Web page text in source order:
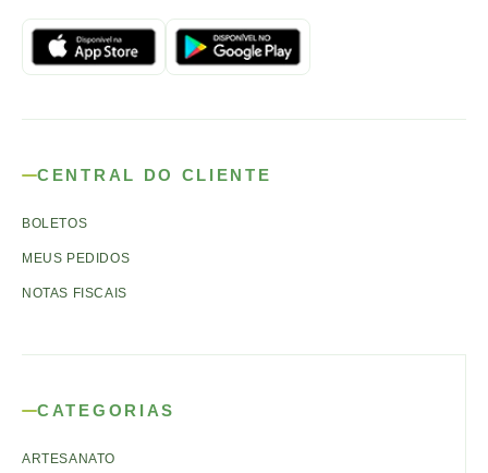
CENTRAL DO CLIENTE
BOLETOS
MEUS PEDIDOS
NOTAS FISCAIS
CATEGORIAS
ARTESANATO